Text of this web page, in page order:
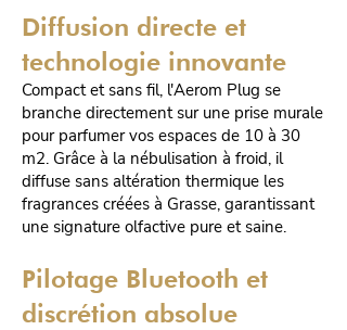
Diffusion directe et
technologie innovante
Compact et sans fil, l'Aerom Plug se
branche directement sur une prise murale
pour parfumer vos espaces de 10 à 30
m2. Grâce à la nébulisation à froid, il
diffuse sans altération thermique les
fragrances créées à Grasse, garantissant
une signature olfactive pure et saine.
Pilotage Bluetooth et
discrétion absolue